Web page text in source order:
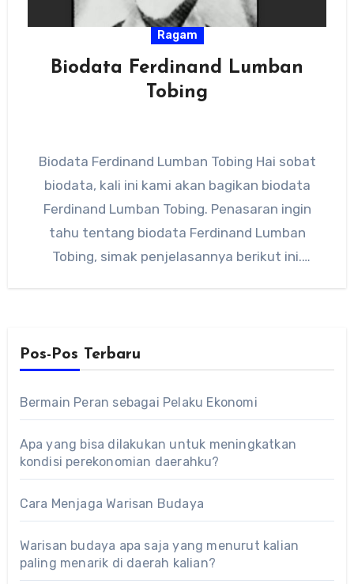
Ragam
Biodata Ferdinand Lumban
Tobing
Biodata Ferdinand Lumban Tobing Hai sobat
biodata, kali ini kami akan bagikan biodata
Ferdinand Lumban Tobing. Penasaran ingin
tahu tentang biodata Ferdinand Lumban
Tobing, simak penjelasannya berikut ini.
Pos-Pos Terbaru
Bermain Peran sebagai Pelaku Ekonomi
Apa yang bisa dilakukan untuk meningkatkan
kondisi perekonomian daerahku?
Cara Menjaga Warisan Budaya
Warisan budaya apa saja yang menurut kalian
paling menarik di daerah kalian?